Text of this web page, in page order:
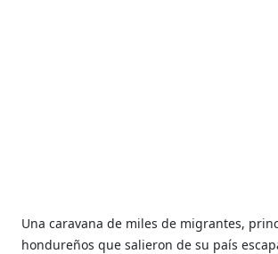
Una caravana de miles de migrantes,
hondureños que salieron de su país